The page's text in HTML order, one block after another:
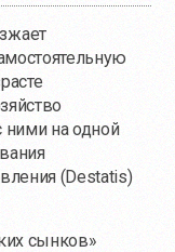
ними на одной
(Destatis)
сынков»